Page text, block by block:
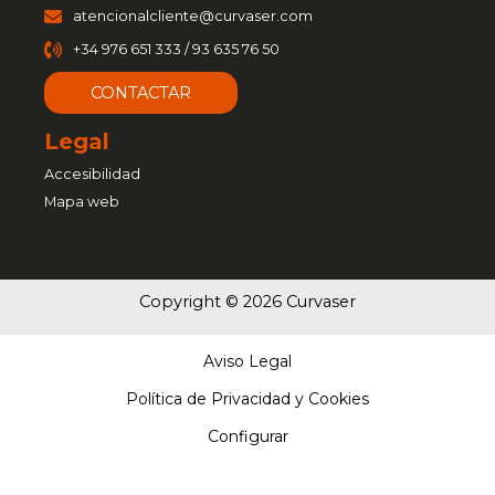
atencionalcliente@curvaser.com
+34 976 651 333 / 93 635 76 50
CONTACTAR
Legal
Accesibilidad
Mapa web
Copyright © 2026 Curvaser
Aviso Legal
Política de Privacidad y Cookies
Configurar